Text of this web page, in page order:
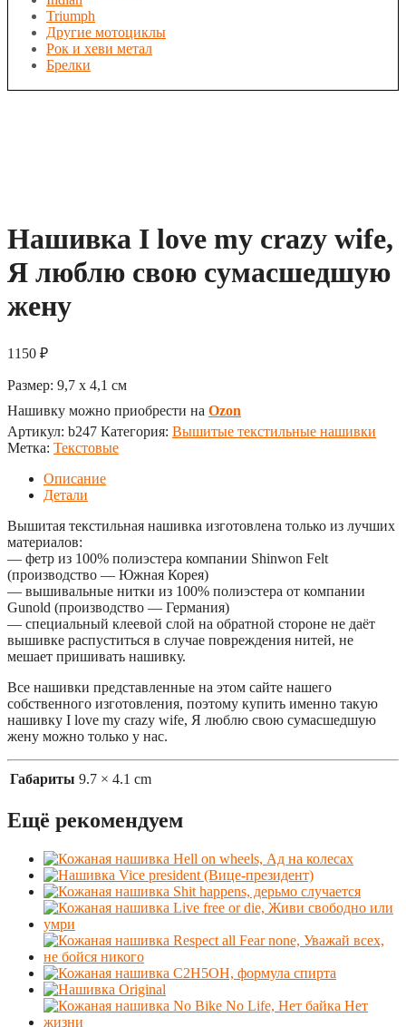
Triumph
Другие мотоциклы
Рок и хеви метал
Брелки
Нашивка I love my crazy wife,
Я люблю свою сумасшедшую
жену
1150 ₽
Размер: 9,7 x 4,1 см
Нашивку можно приобрести на Ozon
Артикул: b247 Категория: Вышитые текстильные нашивки
Метка: Текстовые
Описание
Детали
Вышитая текстильная нашивка изготовлена только из лучших
материалов:
— фетр из 100% полиэстера компании Shinwon Felt
(производство — Южная Корея)
— вышивальные нитки из 100% полиэстера от компании
Gunold (производство — Германия)
— специальный клеевой слой на обратной стороне не даёт
вышивке распуститься в случае повреждения нитей, не
мешает пришивать нашивку.
Все нашивки представленные на этом сайте нашего
собственного изготовления, поэтому купить именно такую
нашивку I love my crazy wife, Я люблю свою сумасшедшую
жену можно только у нас.
Габариты 9.7 × 4.1 cm
Ещё рекомендуем